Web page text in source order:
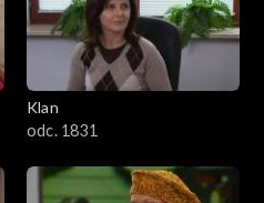
Klan
odc. 1831